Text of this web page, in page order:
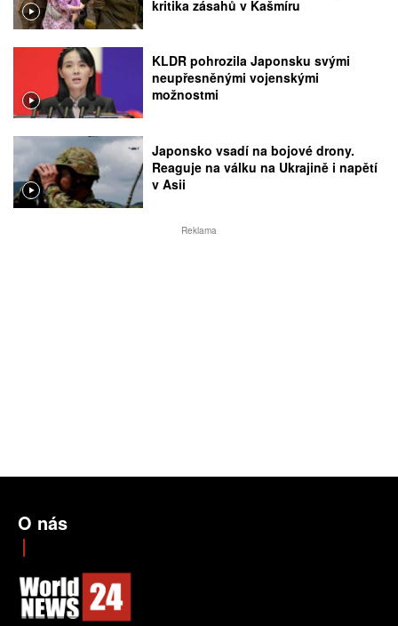
kritika zásahů v Kašmíru
KLDR pohrozila Japonsku svými
neupřesněnými vojenskými
možnostmi
Japonsko vsadí na bojové drony.
Reaguje na válku na Ukrajině i napětí
v Asii
Reklama
O nás